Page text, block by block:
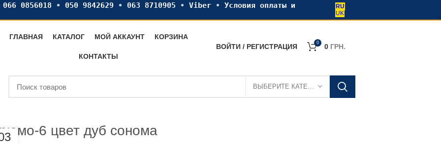
066 0856018 • 050 9842629 • 063 8710905 • Viber• Условия оплаты и
RU
UK
ГЛАВНАЯ КАТАЛОГ МОЙ АККАУНТ КОРЗИНА
КОНТАКТЫ
ВОЙТИ / РЕГИСТРАЦИЯ 0 0 ГРН.
ВЫБЕРИТЕ КАТЕГОРИЮ
6 цвет дуб сонома